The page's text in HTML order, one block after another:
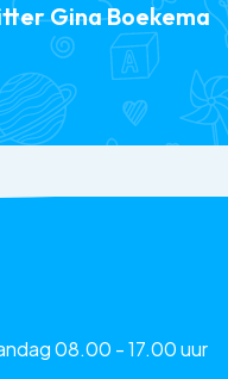
Gina Boekema
08.00 - 17.00 uur